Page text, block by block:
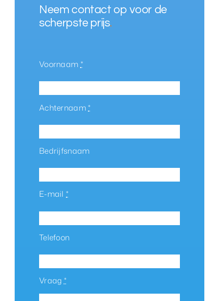
Neem contact op voor de
scherpste prijs.
Voornaam *
Achternaam*
Bedrijfsnaam
E-mail*
Telefoon
Vraag *